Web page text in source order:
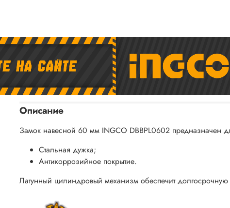
Описание
Замок навесной 60 мм INGCO DBBPL0602 предназначен
Стальная дужка;
Антикоррозийное покрытие.
Латунный цилиндровый механизм обеспечит